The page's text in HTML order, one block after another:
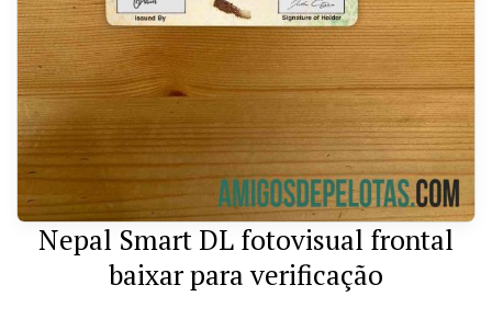
Nepal Smart DL fotovisual frontal
baixar para verificação